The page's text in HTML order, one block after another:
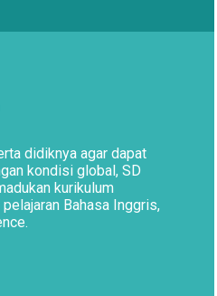
didiknya agar dapat
kondisi global, SD
kurikulum
Bahasa Inggris,